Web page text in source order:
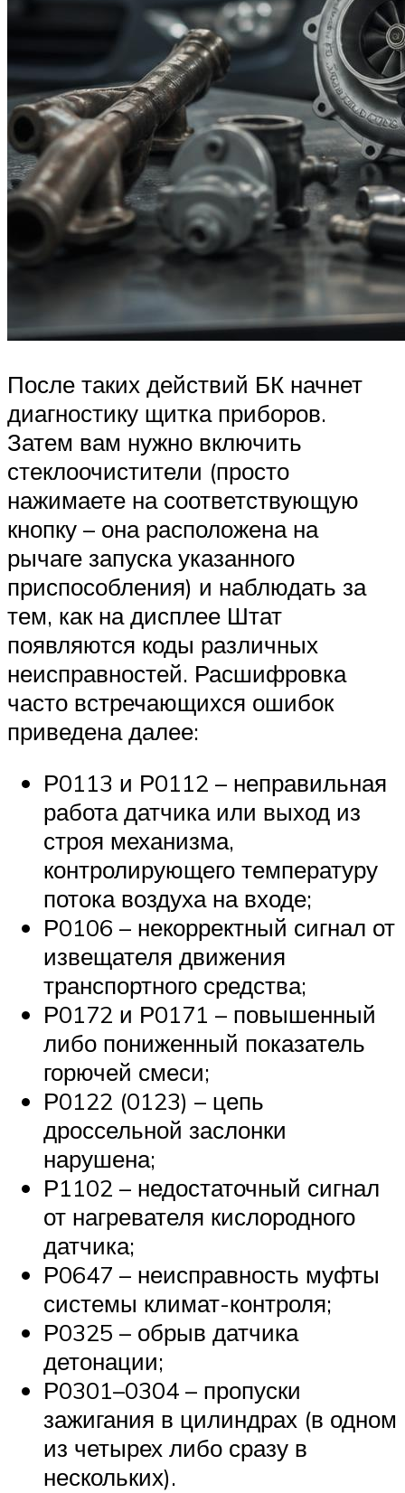
После таких действий БК начнет
диагностику щитка приборов.
Затем вам нужно включить
стеклоочистители (просто
нажимаете на соответствующую
кнопку – она расположена на
рычаге запуска указанного
приспособления) и наблюдать за
тем, как на дисплее Штат
появляются коды различных
неисправностей. Расшифровка
часто встречающихся ошибок
приведена далее:
Р0113 и Р0112 – неправильная
работа датчика или выход из
строя механизма,
контролирующего температуру
потока воздуха на входе;
Р0106 – некорректный сигнал от
извещателя движения
транспортного средства;
Р0172 и Р0171 – повышенный
либо пониженный показатель
горючей смеси;
Р0122 (0123) – цепь
дроссельной заслонки
нарушена;
Р1102 – недостаточный сигнал
от нагревателя кислородного
датчика;
Р0647 – неисправность муфты
системы климат-контроля;
Р0325 – обрыв датчика
детонации;
Р0301–0304 – пропуски
зажигания в цилиндрах (в одном
из четырех либо сразу в
нескольких).